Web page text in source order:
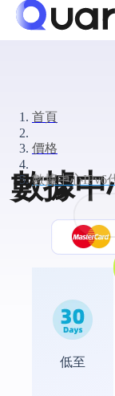
首頁
價格
數據中心IPv6
數據
低至